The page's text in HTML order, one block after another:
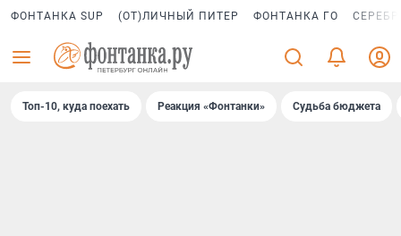
ФОНТАНКА SUP (ОТ)ЛИЧНЫЙ ПИТЕР ФОНТАНКА ГО
Топ-10, куда поехать Реакция «Фонтанки» Судьба бюджета